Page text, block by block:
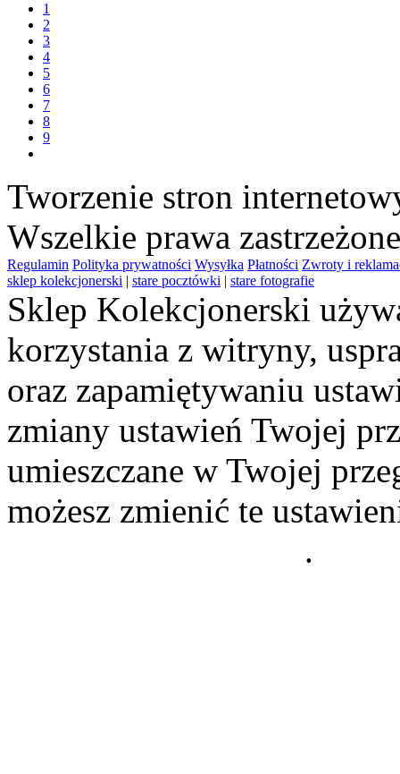
1
2
3
4
5
6
7
8
9
Tworzenie stron
Wszelkie prawa
Regulamin Polityka prywatności Wysyłka Płatności Zwroty i
sklep kolekcjonerski | stare pocztówki | stare fotografie
Sklep Kolekcjonerski
korzystania z witryny,
oraz zapamiętywaniu
zmiany ustawień Twojej
umieszczane w Twojej
możesz zmienić te
.